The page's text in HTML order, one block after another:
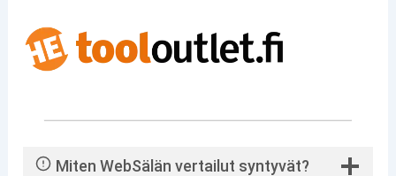
Miten WebSälän vertailut syntyvät?